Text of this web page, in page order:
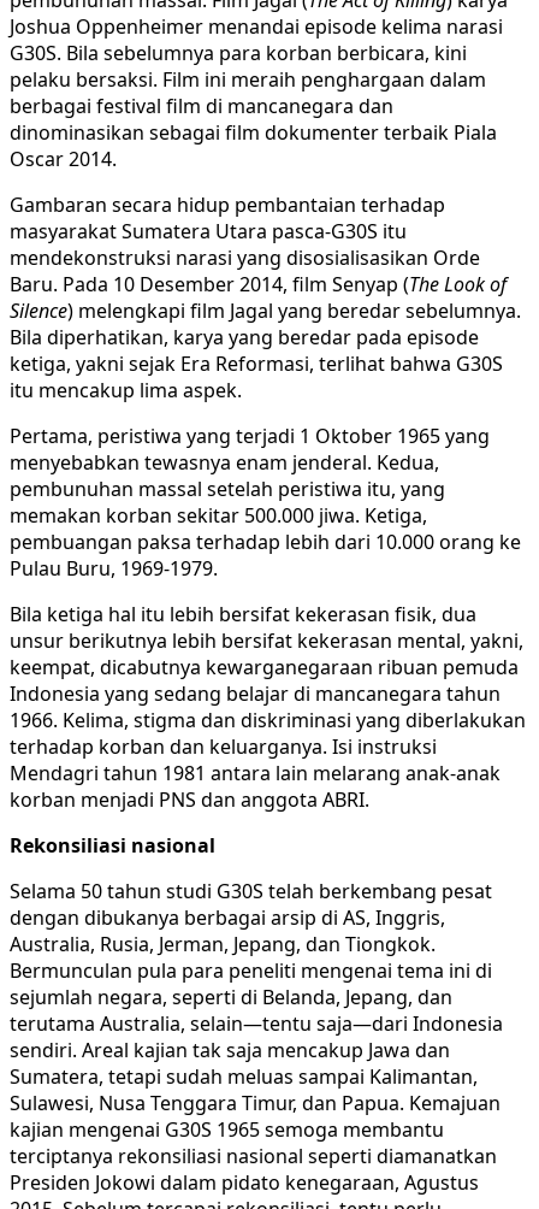
Joshua Oppenheimer menandai episode kelima narasi
G30S. Bila sebelumnya para korban berbicara, kini
pelaku bersaksi. Film ini meraih penghargaan dalam
berbagai festival film di mancanegara dan
dinominasikan sebagai film dokumenter terbaik Piala
Oscar 2014.
Gambaran secara hidup pembantaian terhadap
masyarakat Sumatera Utara pasca-G30S itu
mendekonstruksi narasi yang disosialisasikan Orde
Baru. Pada 10 Desember 2014, film Senyap (The Look of
Silence) melengkapi film Jagal yang beredar sebelumnya.
Bila diperhatikan, karya yang beredar pada episode
ketiga, yakni sejak Era Reformasi, terlihat bahwa G30S
itu mencakup lima aspek.
Pertama, peristiwa yang terjadi 1 Oktober 1965 yang
menyebabkan tewasnya enam jenderal. Kedua,
pembunuhan massal setelah peristiwa itu, yang
memakan korban sekitar 500.000 jiwa. Ketiga,
pembuangan paksa terhadap lebih dari 10.000 orang ke
Pulau Buru, 1969-1979.
Bila ketiga hal itu lebih bersifat kekerasan fisik, dua
unsur berikutnya lebih bersifat kekerasan mental, yakni,
keempat, dicabutnya kewarganegaraan ribuan pemuda
Indonesia yang sedang belajar di mancanegara tahun
1966. Kelima, stigma dan diskriminasi yang diberlakukan
terhadap korban dan keluarganya. Isi instruksi
Mendagri tahun 1981 antara lain melarang anak-anak
korban menjadi PNS dan anggota ABRI.
Rekonsiliasi nasional
Selama 50 tahun studi G30S telah berkembang pesat
dengan dibukanya berbagai arsip di AS, Inggris,
Australia, Rusia, Jerman, Jepang, dan Tiongkok.
Bermunculan pula para peneliti mengenai tema ini di
sejumlah negara, seperti di Belanda, Jepang, dan
terutama Australia, selain—tentu saja—dari Indonesia
sendiri. Areal kajian tak saja mencakup Jawa dan
Sumatera, tetapi sudah meluas sampai Kalimantan,
Sulawesi, Nusa Tenggara Timur, dan Papua. Kemajuan
kajian mengenai G30S 1965 semoga membantu
terciptanya rekonsiliasi nasional seperti diamanatkan
Presiden Jokowi dalam pidato kenegaraan, Agustus